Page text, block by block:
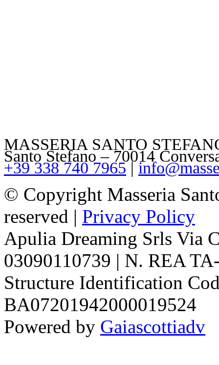
MASSERIA SANTO
Santo Stefano – 70014
+39 338 740 7965|
© Copyright Masseria
reserved | Privacy Policy
Apulia Dreaming Srls Via
03090110739 | N. REA
Structure Identification
BA07201942000019524
Powered by Gaiascottiadv